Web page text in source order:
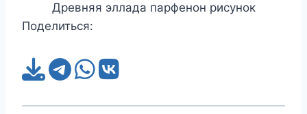
Древняя эллада парфенон рисунок
Поделиться: